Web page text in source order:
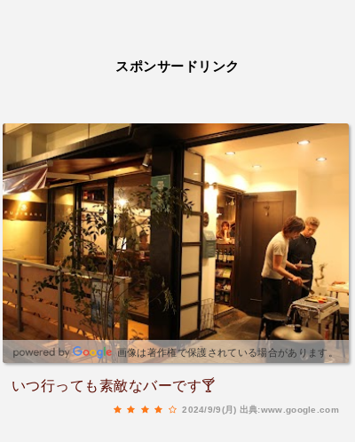
スポンサードリンク
画像は著作権で保護されている場合があります。
いつ行っても素敵なバーです🍸
2024/9/9(月) 出典:www.google.com